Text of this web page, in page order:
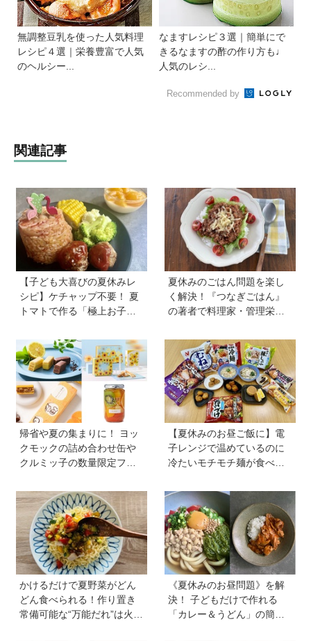
無調整豆乳を使った人気料理
レシピ４選｜栄養豊富で人気
のヘルシー...
なますレシピ３選｜簡単にで
きるなますの酢の作り方も♩
人気のレシ...
Recommended by
関連記事
【子ども大喜びの夏休みレ
シピ】ケチャップ不要！ 夏
トマトで作る「極上お子様
「おまけゼリー」を料理
家・川上ミホさんが直伝
夏休みのごはん問題を楽し
く解決！『つなぎごはん』
の著者で料理家・管理栄養
る「子どもと一緒に楽しめ
る夏休みレシピ」
帰省や夏の集まりに！ ヨッ
クモックの詰め合わせ缶や
クルミッ子の数量限定フレ
る「夏の手土産」８選
【夏休みのお昼ご飯に】電
子レンジで温めているのに
冷たいモチモチ麺が食べら
リーズを試してみた｜育ち
盛りにおすすめプラス一品
も紹介♪
かけるだけで夏野菜がどん
どん食べられる！作り置き
常備可能な“万能だれ”は火を
《夏休みのお昼問題》を解
決！ 子どもだけで作れる
「カレー＆うどん」の簡単